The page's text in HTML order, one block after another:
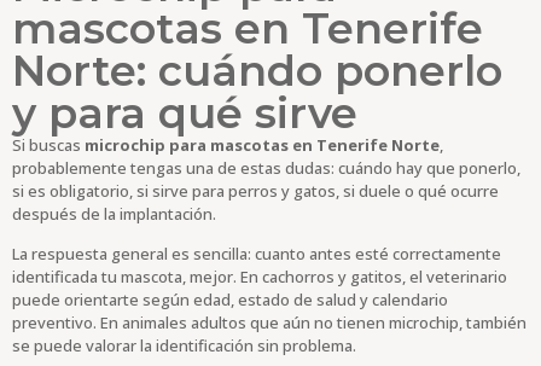
mascotas en Tenerife
Norte: cuándo ponerlo
y para qué sirve
Si buscas microchip para mascotas en Tenerife Norte
probablemente tengas una de estas dudas: cuándo hay que ponerlo,
si es obligatorio, si sirve para perros y gatos, si duele o qué ocurre
después de la implantación.
La respuesta general es sencilla: cuanto antes esté correctamente
identificada tu mascota, mejor. En cachorros y gatitos, el veterinario
puede orientarte según edad, estado de salud y calendario
preventivo. En animales adultos que aún no tienen microchip, también
se puede valorar la identificación sin problema.